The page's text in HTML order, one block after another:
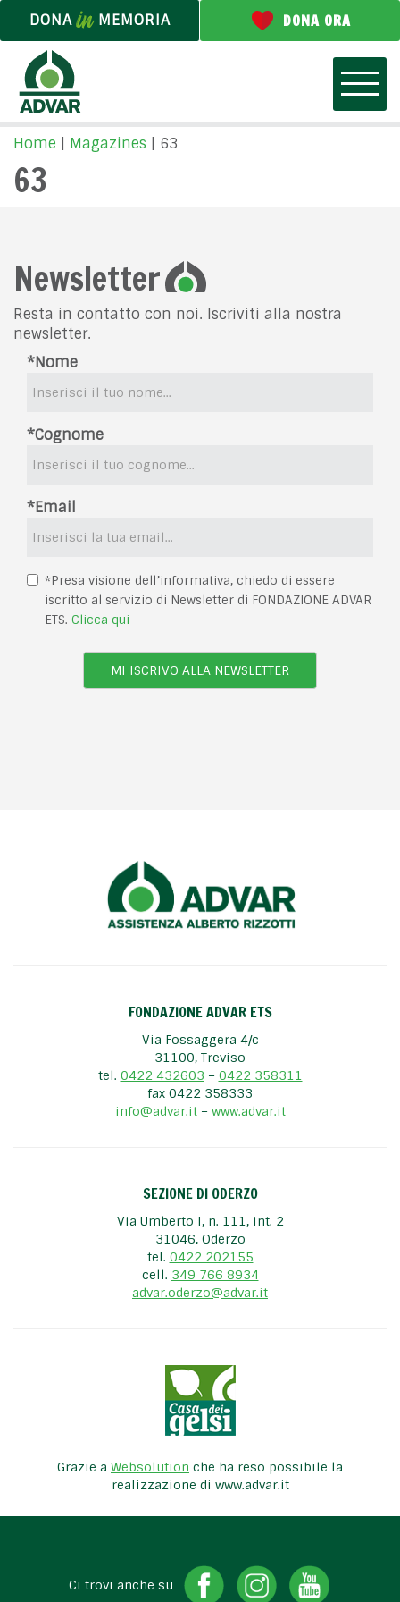
DONA MEMORIA DONA ORA
Home Magazines 63
63
Newsletter
Resta in contatto con noi. Iscriviti alla nostra
newsletter.
*Nome
*Cognome
*Email
*Presa visione dell’informativa, chiedo di essere
iscritto al servizio di Newsletter di FONDAZIONE ADVAR
ETS. Clicca qui
MI ISCRIVO ALLA NEWSLETTER
FONDAZIONE ADVAR ETS
Via Fossaggera 4/c
31100, Treviso
tel. 0422 432603 – 0422 358311
fax 0422 358333
info@advar.it– www.advar.it
SEZIONE DI ODERZO
Via Umberto I, n. 111, int. 2
31046, Oderzo
tel. 0422 202155
cell. 349 766 8934
advar.oderzo@advar.it
Grazie a Websolution che ha reso possibile la
realizzazione di www.advar.it
Ci trovi anche su